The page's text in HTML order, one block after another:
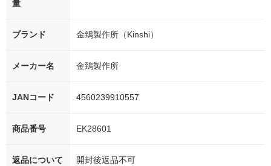
量
ブランド 金鵄製作所（Kinshi）
メーカー名 金鵄製作所
JANコード 4560239910557
商品番号 EK28601
返品について
開封後返品不可